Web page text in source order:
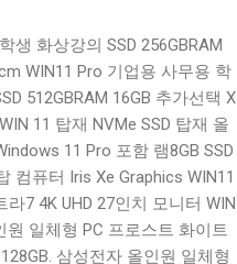
생 화상강의 SSD 256GBRAM
WIN11 Pro 기업용 사무용 학
512GBRAM 16GB 추가선택 X
11 탑재 NVMe SSD 탑재 올
11 Pro 포함 램8GB SSD
컴퓨터 Iris Xe Graphics WIN11
7 4K UHD 27인치 모니터 WIN
원 일체형 PC 프로스트 화이트
삼성전자 올인원 일체형